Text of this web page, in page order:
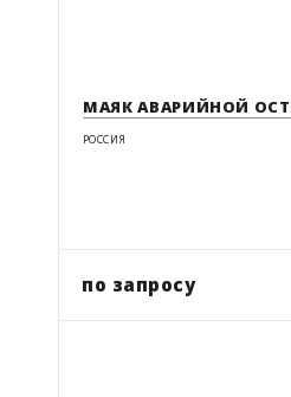
МАЯК АВАРИЙНОЙ
РОССИЯ
по запросу